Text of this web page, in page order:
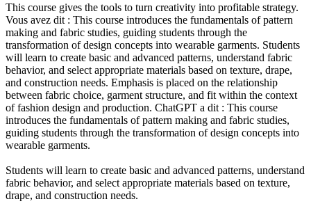
This course gives the tools to turn creativity into profitable strategy.
Vous avez dit : This course introduces the fundamentals of pattern
making and fabric studies, guiding students through the
transformation of design concepts into wearable garments. Students
will learn to create basic and advanced patterns, understand fabric
behavior, and select appropriate materials based on texture, drape,
and construction needs. Emphasis is placed on the relationship
between fabric choice, garment structure, and fit within the context
of fashion design and production. ChatGPT a dit : This course
introduces the fundamentals of pattern making and fabric studies,
guiding students through the transformation of design concepts into
wearable garments.
Students will learn to create basic and advanced patterns, understand
fabric behavior, and select appropriate materials based on texture,
drape, and construction needs.